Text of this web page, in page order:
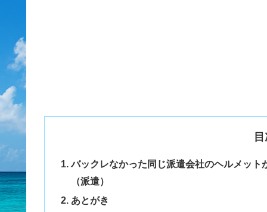
バックレなかった同じ派遣会社のヘルメッ
（派遣）
あとがき